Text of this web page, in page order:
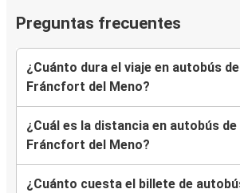
Preguntas frecuentes
¿Cuánto dura el viaje en autobús
Fráncfort del Meno?
¿Cuál es la distancia en autobús de
Fráncfort del Meno?
¿Cuánto cuesta el billete de